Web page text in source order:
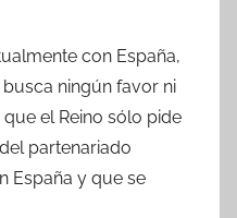
con España,
ningún favor ni
el Reino sólo pide
partenariado
España y que se